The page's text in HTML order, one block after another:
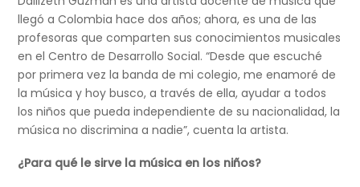
llegó a Colombia hace dos años; ahora, es una de las
profesoras que comparten sus conocimientos musicales
en el Centro de Desarrollo Social. “Desde que escuché
por primera vez la banda de mi colegio, me enamoré de
la música y hoy busco, a través de ella, ayudar a todos
los niños que pueda independiente de su nacionalidad, la
música no discrimina a nadie”, cuenta la artista.
¿Para qué le sirve la música en los niños?